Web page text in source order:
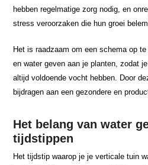
hebben regelmatige zorg nodig, en
stress veroorzaken die hun groei
Het is raadzaam om een schema op
en water geven aan je planten, zodat
altijd voldoende vocht hebben. Door
bijdragen aan een gezondere en
Het belang van water
tijdstippen
Het tijdstip waarop je je verticale tuin